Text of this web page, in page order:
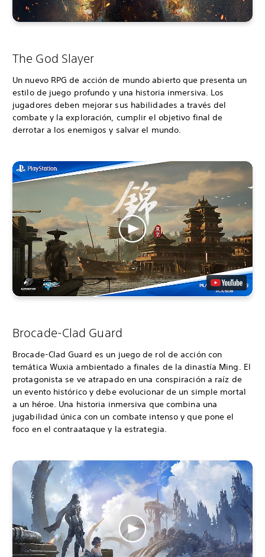
The God Slayer
Un nuevo RPG de acción de mundo abierto que presenta un
estilo de juego profundo y una historia inmersiva. Los
jugadores deben mejorar sus habilidades a través del
combate y la exploración, cumplir el objetivo final de
derrotar a los enemigos y salvar el mundo.
Brocade-Clad Guard
Brocade-Clad Guard es un juego de rol de acción con
temática Wuxia ambientado a finales de la dinastía Ming. El
protagonista se ve atrapado en una conspiración a raíz de
un evento histórico y debe evolucionar de un simple mortal
a un héroe. Una historia inmersiva que combina una
jugabilidad única con un combate intenso y que pone el
foco en el contraataque y la estrategia.